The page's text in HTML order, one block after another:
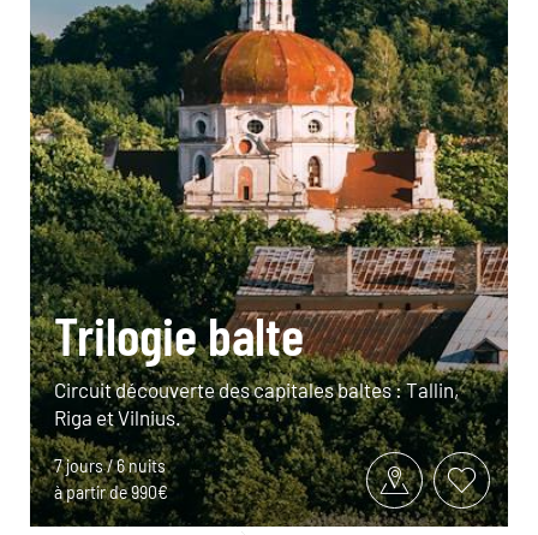
Trilogie balte
Circuit découverte des capitales baltes : Tallin,
Riga et Vilnius.
7 jours / 6 nuits
à partir de 990€